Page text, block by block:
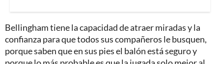
Bellingham tiene la capacidad de atraer miradas y la
confianza para que todos sus compañeros le busquen,
porque saben que en sus pies el balón está seguro y